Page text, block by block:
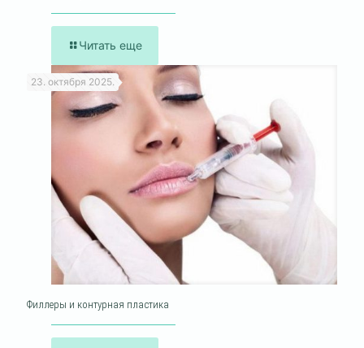
Читать еще
23. октября 2025.
Филлеры и контурная пластика